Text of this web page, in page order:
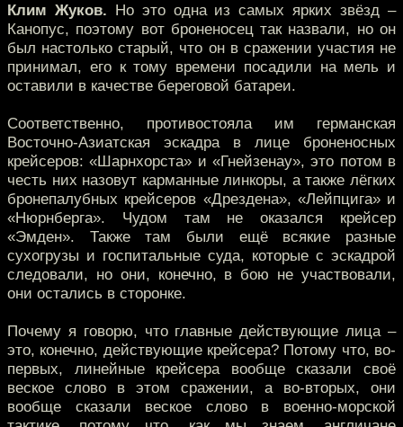
Клим Жуков. Но это одна из самых ярких звёзд –
Канопус, поэтому вот броненосец так назвали, но он
был настолько старый, что он в сражении участия не
принимал, его к тому времени посадили на мель и
оставили в качестве береговой батареи.
Соответственно, противостояла им германская
Восточно-Азиатская эскадра в лице броненосных
крейсеров: «Шарнхорста» и «Гнейзенау», это потом в
честь них назовут карманные линкоры, а также лёгких
бронепалубных крейсеров «Дрездена», «Лейпцига» и
«Нюрнберга». Чудом там не оказался крейсер
«Эмден». Также там были ещё всякие разные
сухогрузы и госпитальные суда, которые с эскадрой
следовали, но они, конечно, в бою не участвовали,
они остались в сторонке.
Почему я говорю, что главные действующие лица –
это, конечно, действующие крейсера? Потому что, во-
первых, линейные крейсера вообще сказали своё
веское слово в этом сражении, а во-вторых, они
вообще сказали веское слово в военно-морской